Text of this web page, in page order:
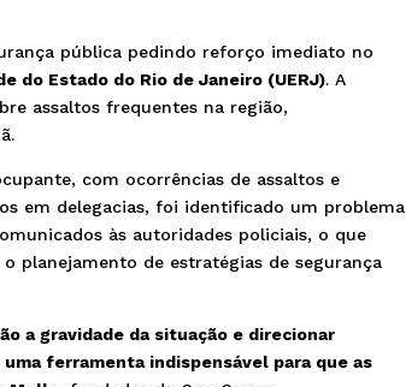
pública pedindo reforço imediato no
do Estado do Rio de Janeiro (UERJ). A
assaltos frequentes na região,
com ocorrências de assaltos e
em delegacias, foi identificado um problema
às autoridades policiais, o que
planejamento de estratégias de segurança
a gravidade da situação e direcionar
ferramenta indispensável para que as